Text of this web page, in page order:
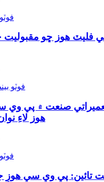
فليٽ هوز ڇو
صنعت ۾ پي وي
هوز لاءِ
تائين: پي وي سي هوز